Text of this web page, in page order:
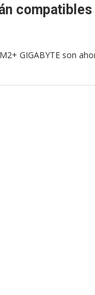
GIGABYTE son